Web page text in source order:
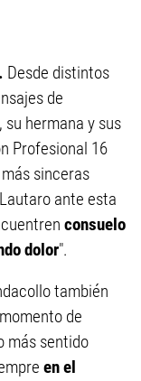
Desde distintos
de
hermana y sus
Profesional 16
sinceras
ante esta
consuelo
dolor".
también
de
más sentido
en el